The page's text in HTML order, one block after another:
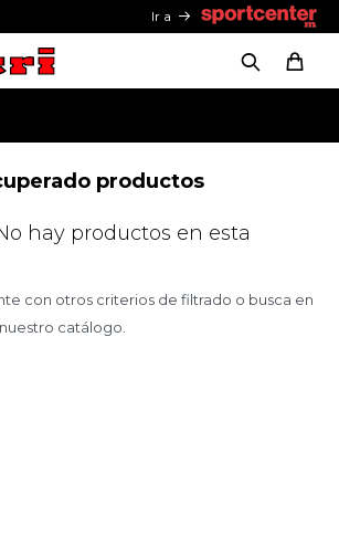
Ir a
productos
hay productos en esta
con otros criterios de filtrado o busca en
catálogo.